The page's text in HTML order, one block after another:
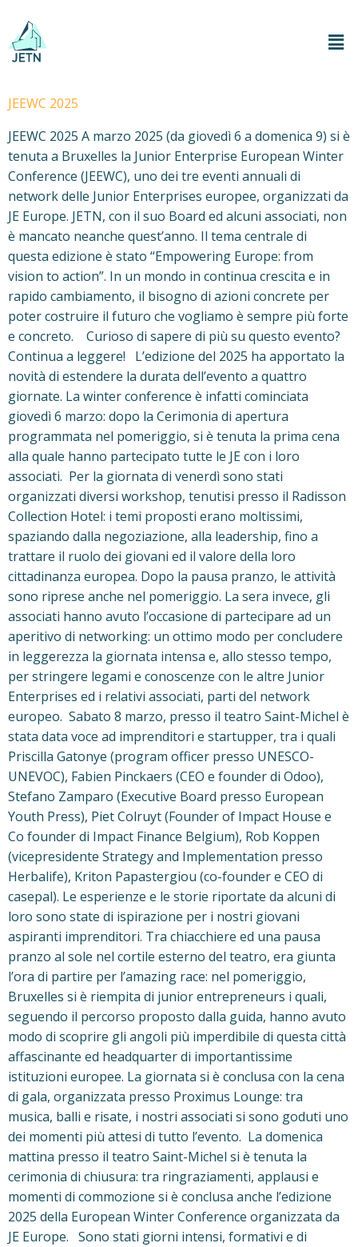
JEEWC 2025
JEEWC 2025 A marzo 2025 (da giovedì 6 a domenica 9) si è
tenuta a Bruxelles la Junior Enterprise European Winter
Conference (JEEWC), uno dei tre eventi annuali di
network delle Junior Enterprises europee, organizzati da
JE Europe. JETN, con il suo Board ed alcuni associati, non
è mancato neanche quest’anno. Il tema centrale di
questa edizione è stato “Empowering Europe: from
vision to action”. In un mondo in continua crescita e in
rapido cambiamento, il bisogno di azioni concrete per
poter costruire il futuro che vogliamo è sempre più forte
e concreto. Curioso di sapere di più su questo evento?
Continua a leggere! L’edizione del 2025 ha apportato la
novità di estendere la durata dell’evento a quattro
giornate. La winter conference è infatti cominciata
giovedì 6 marzo: dopo la Cerimonia di apertura
programmata nel pomeriggio, si è tenuta la prima cena
alla quale hanno partecipato tutte le JE con i loro
associati. Per la giornata di venerdì sono stati
organizzati diversi workshop, tenutisi presso il Radisson
Collection Hotel: i temi proposti erano moltissimi,
spaziando dalla negoziazione, alla leadership, fino a
trattare il ruolo dei giovani ed il valore della loro
cittadinanza europea. Dopo la pausa pranzo, le attività
sono riprese anche nel pomeriggio. La sera invece, gli
associati hanno avuto l’occasione di partecipare ad un
aperitivo di networking: un ottimo modo per concludere
in leggerezza la giornata intensa e, allo stesso tempo,
per stringere legami e conoscenze con le altre Junior
Enterprises ed i relativi associati, parti del network
europeo. Sabato 8 marzo, presso il teatro Saint-Michel è
stata data voce ad imprenditori e startupper, tra i quali
Priscilla Gatonye (program officer presso UNESCO-
UNEVOC), Fabien Pinckaers (CEO e founder di Odoo),
Stefano Zamparo (Executive Board presso European
Youth Press), Piet Colruyt (Founder of Impact House e
Co founder di Impact Finance Belgium), Rob Koppen
(vicepresidente Strategy and Implementation presso
Herbalife), Kriton Papastergiou (co-founder e CEO di
casepal). Le esperienze e le storie riportate da alcuni di
loro sono state di ispirazione per i nostri giovani
aspiranti imprenditori. Tra chiacchiere ed una pausa
pranzo al sole nel cortile esterno del teatro, era giunta
l’ora di partire per l’amazing race: nel pomeriggio,
Bruxelles si è riempita di junior entrepreneurs i quali,
seguendo il percorso proposto dalla guida, hanno avuto
modo di scoprire gli angoli più imperdibile di questa città
affascinante ed headquarter di importantissime
istituzioni europee. La giornata si è conclusa con la cena
di gala, organizzata presso Proximus Lounge: tra
musica, balli e risate, i nostri associati si sono goduti uno
dei momenti più attesi di tutto l’evento. La domenica
mattina presso il teatro Saint-Michel si è tenuta la
cerimonia di chiusura: tra ringraziamenti, applausi e
momenti di commozione si è conclusa anche l’edizione
2025 della European Winter Conference organizzata da
JE Europe. Sono stati giorni intensi, formativi e di